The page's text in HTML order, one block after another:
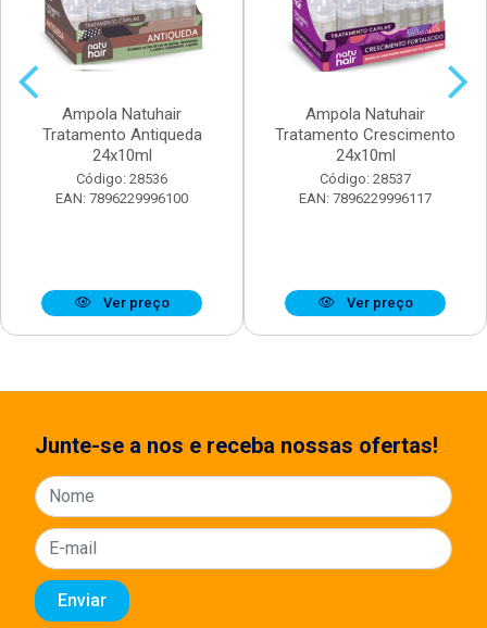
Ampola Natuhair
Tratamento Antiqueda
24x10ml
Código: 28536
EAN: 7896229996100
Ver preço
Ampola Natuhair
Tratamento Crescimento
24x10ml
Código: 28537
EAN: 7896229996117
Ver preço
Junte-se a nos e receba nossas ofertas!